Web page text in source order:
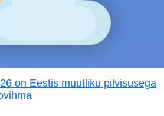
on Eestis muutliku pilvisusega